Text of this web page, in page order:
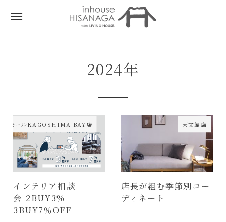
2024年
ンモールKAGOSHIMA BAY店
インテリア相談
会-2BUY3%
3BUY7％OFF-
天文館店
店長が組む季節別コー
ディネート